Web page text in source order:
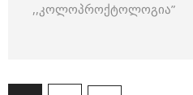
,,კოლოპროქტოლოგია”